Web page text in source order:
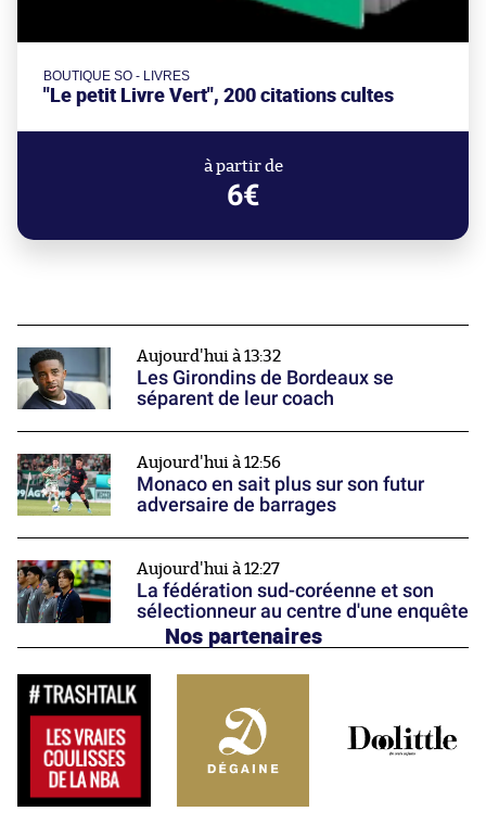
BOUTIQUE SO - LIVRES
"Le petit Livre Vert", 200 citations cultes
à partir de
6€
Aujourd'hui à 13:32
Les Girondins de Bordeaux se
séparent de leur coach
Aujourd'hui à 12:56
Monaco en sait plus sur son futur
adversaire de barrages
Aujourd'hui à 12:27
La fédération sud-coréenne et son
sélectionneur au centre d'une enquête
Nos partenaires